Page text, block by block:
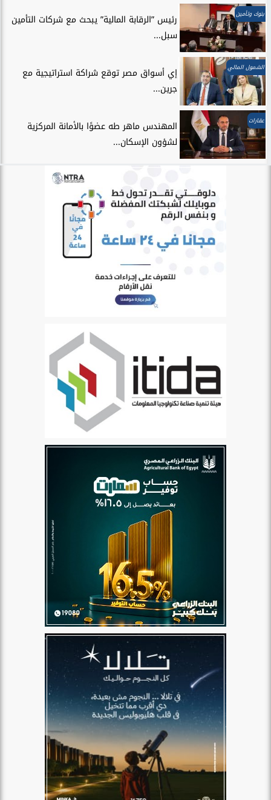
بنوك وتأمين
رئيس ”الرقابة المالية” يبحث مع شركات التأمين
سبل...
الشمول المالي
إي أسواق مصر توقع شراكة استراتيجية مع
جرين...
عقارات
المهندس ماهر طه عضوًا بالأمانة المركزية
لشؤون الإسكان...